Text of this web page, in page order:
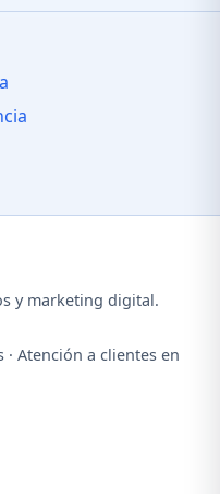
y marketing digital.
Atención a clientes en